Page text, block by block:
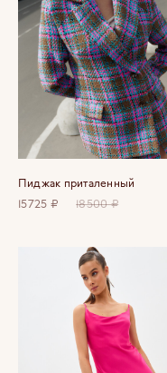
Пиджак приталенный
15725 ₽
18500 ₽